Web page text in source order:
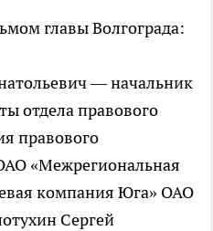
главы Волгограда:
— начальник
отдела правового
правового
«Межрегиональная
компания Юга» ОАО
Сергей